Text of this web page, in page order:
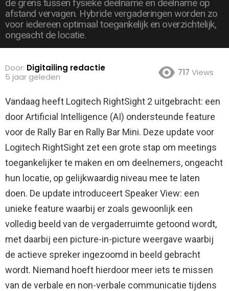
de grens tussen fysieke deelname en deelname op
afstand vervagen. Hybride vergaderingen worden zo
voor iedereen optimaal toegankelijk en overzichtelijk,
ongeacht de locatie.
Door: Digitailing redactie
5 jaar geleden
717 Views
Vandaag heeft Logitech RightSight 2 uitgebracht: een
door Artificial Intelligence (AI) ondersteunde feature
voor de Rally Bar en Rally Bar Mini. Deze update voor
Logitech RightSight zet een grote stap om meetings
toegankelijker te maken en om deelnemers, ongeacht
hun locatie, op gelijkwaardig niveau mee te laten
doen. De update introduceert Speaker View: een
unieke feature waarbij er zoals gewoonlijk een
volledig beeld van de vergaderruimte getoond wordt,
met daarbij een picture-in-picture weergave waarbij
de actieve spreker ingezoomd in beeld gebracht
wordt. Niemand hoeft hierdoor meer iets te missen
van de verbale en non-verbale communicatie tijdens